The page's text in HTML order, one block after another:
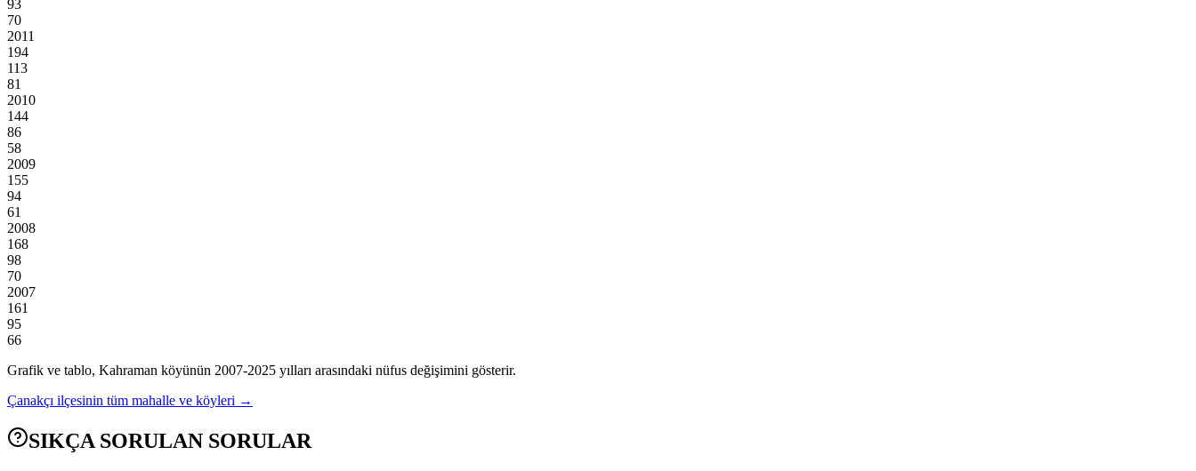
93
70
2011
194
113
81
2010
144
86
58
2009
155
94
61
2008
168
98
70
2007
161
95
66
Grafik ve tablo, Kahraman köyünün 2007-2025 yılları arasındaki nüfus değişimini gösterir.
Çanakçı ilçesinin tüm mahalle ve köyleri →
SIKÇA SORULAN SORULAR